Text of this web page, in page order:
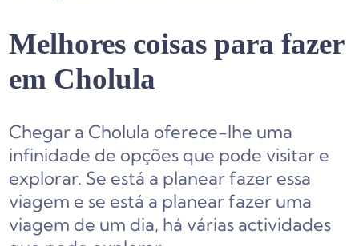
Melhores coisas para fazer
em Cholula
Chegar a Cholula oferece-lhe uma
infinidade de opções que pode visitar e
explorar. Se está a planear fazer essa
viagem e se está a planear fazer uma
viagem de um dia, há várias actividades